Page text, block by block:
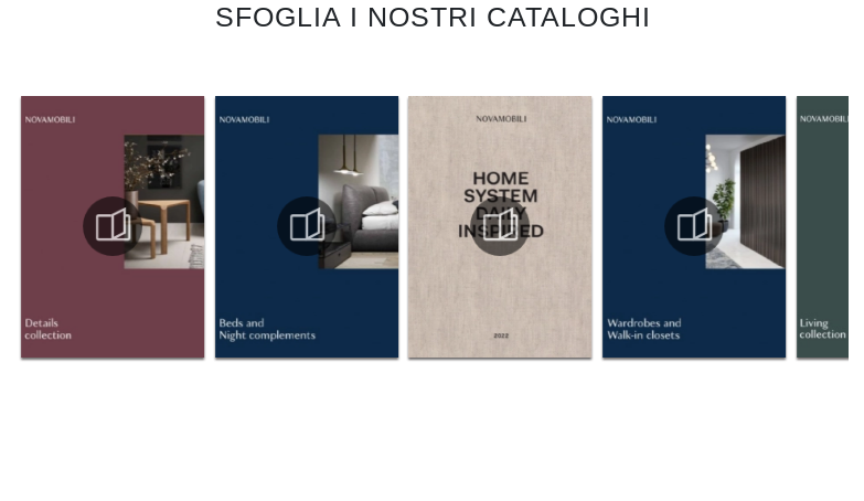
SFOGLIA I NOSTRI CATALOGHI